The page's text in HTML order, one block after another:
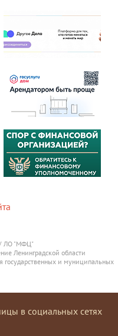
ЛО "МФЦ"
Ленинградской области
государственных и муниципальных
в социальных сетях